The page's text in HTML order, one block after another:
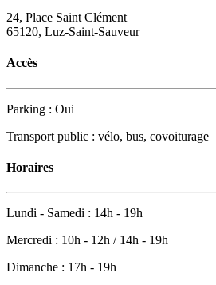
24, Place Saint Clément
65120, Luz-Saint-Sauveur
Accès
Parking : Oui
Transport public : vélo, bus, covoiturage
Horaires
Lundi - Samedi : 14h - 19h
Mercredi : 10h - 12h / 14h - 19h
Dimanche : 17h - 19h